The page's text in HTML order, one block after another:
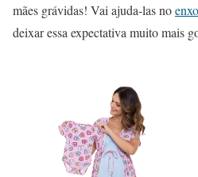
mães grávidas! Vai ajuda-las no
deixar essa expectativa muito mais